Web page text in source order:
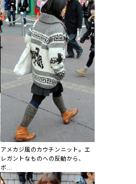
アメカジ風のカウチンニット。エ
レガントなものへの反動から、
ボ...